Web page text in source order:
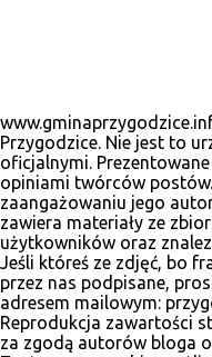
Przygodzice. Nie jest to
oficjalnymi.
opiniami twórców
zaangażowaniu jego
zawiera materiały ze
użytkowników oraz
Jeśli któreś ze zdjęć, bo
przez nas podpisane,
adresem mailowym:
Reprodukcja zawartości
za zgodą autorów bloga